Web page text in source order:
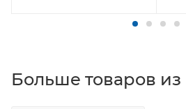
Больше товаров из